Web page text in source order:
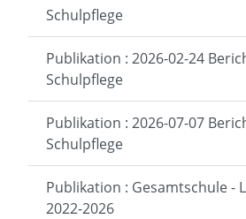
Schulpflege
Publikation : 2026-02-24
Schulpflege
Publikation : 2026-07-07
Schulpflege
Publikation : Gesamtschule -
2022-2026